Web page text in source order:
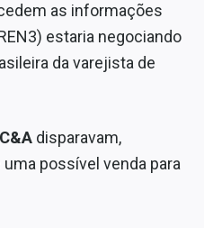
as informações
estaria negociando
da varejista de
C&A disparavam,
possível venda para